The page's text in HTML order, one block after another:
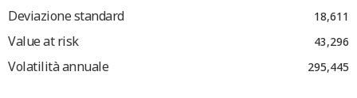
Deviazione standard 18,611
Value at risk 43,296
Volatilità annuale 295,445